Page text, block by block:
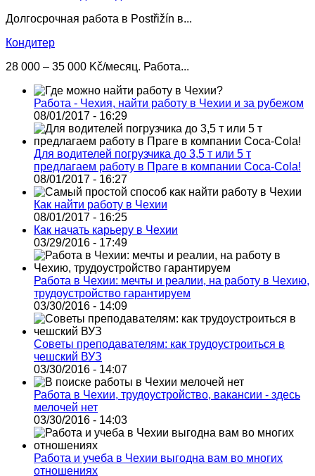
Долгосрочная работа в Postřižín в...
Кондитер
28 000 – 35 000 Kč/месяц. Работа...
Работа - Чехия, найти работу в Чехии и за рубежом
08/01/2017 - 16:29
Для водителей погрузчика до 3,5 т или 5 т
предлагаем работу в Праге в компании Coca-Cola!
08/01/2017 - 16:27
Как найти работу в Чехии
08/01/2017 - 16:25
Как начать карьеру в Чехии
03/29/2016 - 17:49
Работа в Чехии: мечты и реалии, на работу в Чехию,
трудоустройство гарантируем
03/30/2016 - 14:09
Советы преподавателям: как трудоустроиться в
чешский ВУЗ
03/30/2016 - 14:07
Работа в Чехии, трудоустройство, вакансии - здесь
мелочей нет
03/30/2016 - 14:03
Работа и учеба в Чехии выгодна вам во многих
отношениях